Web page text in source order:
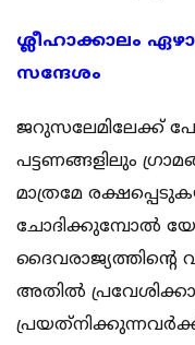
ശ്ലീഹാക്കാലം
സന്ദേശം
ജറുസലേമിലേക്ക്
പട്ടണങ്ങളിലും
മാത്രമേ
ചോദിക്കുമ്പോല്‍
അതില്‍